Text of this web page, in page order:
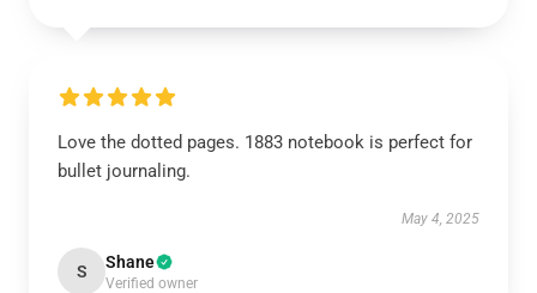
Love the dotted pages. 1883 notebook is perfect for
bullet journaling.
May 4, 2025
S Shane
Verified owner